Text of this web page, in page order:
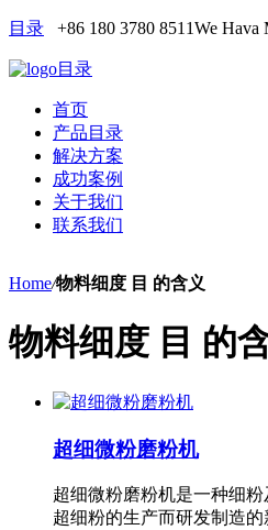
目录 +86 180 3780 8511We Hava
目录
首页
产品目录
解决方案
成功案例
关于我们
联系我们
Home/物料细度 目 的含义
物料细度 目 的
超细微粉磨粉机
超细微粉磨粉机是一种细
超细粉的生产而研发制造